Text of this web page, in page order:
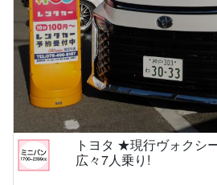
トヨタ ★現行ヴォクシ
広々7人乗り!